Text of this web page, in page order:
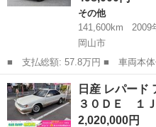
その他
141,600km
2009
岡山市
■ 支払総額: 57.8万円 ■ 車両本体価格： 498,000 円 ■ メーカー
名： 日産 ■ 車種名： クリッ
冷蔵冷凍車／４ＷＤ／５速ＭＴ
数： ...
岡山 岡山市 その他
日産 レパー
３０ＤＥ １
2,020,000円